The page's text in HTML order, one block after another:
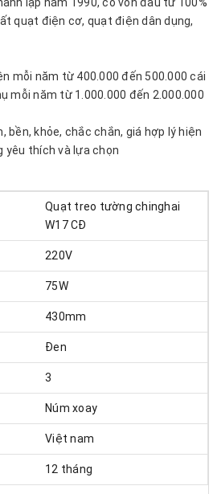
lập năm 1990, có vốn đầu tư 100%
quạt điện cơ, quạt điện dân dụng,
mỗi năm từ 400.000 đến 500.000 cái
mỗi năm từ 1.000.000 đến 2.000.000
bền, khỏe, chắc chắn, giá hợp lý hiện
yêu thích và lựa chọn
Quạt treo tường chinghai
W17 CĐ
220V
75W
430mm
Đen
3
Núm xoay
Việt nam
12 tháng